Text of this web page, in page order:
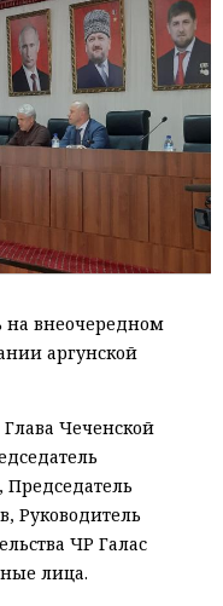
на внеочередном
аргунской
Чеченской
Руководитель
ЧР Галас
лица.